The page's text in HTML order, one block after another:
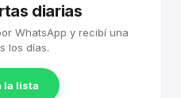
diarias
WhatsApp y recibí una
los días.
la lista